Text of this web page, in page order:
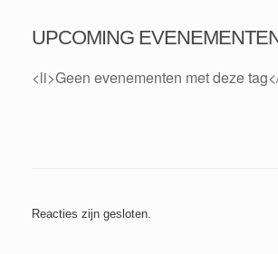
UPCOMING
<li>Geen evenementen met deze
Reacties zijn gesloten.